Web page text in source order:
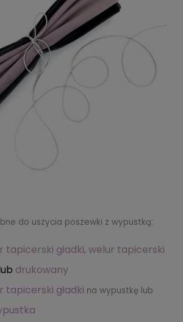
do uszycia poszewki z wypustką:
tapicerski gładki, welur tapicerski
drukowany
tapicerski gładki na wypustkę lub